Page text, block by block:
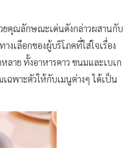
ยคุณลักษณะเด่นดังกล่าวผสานกับ
เลือกของผู้บริโภคที่ใส่ใจเรื่อง
ลาย ทั้งอาหารคาว ขนมและเบเก
ฉพาะตัวให้กับเมนูต่างๆ ได้เป็น